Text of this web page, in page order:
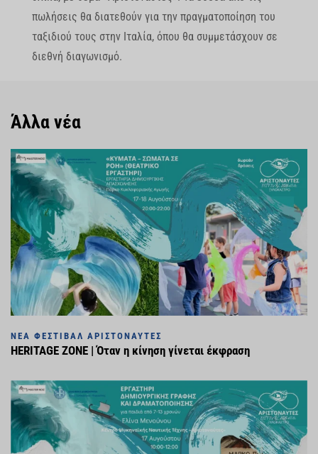
πωλήσεις θα διατεθούν για την πραγματοποίηση του
ταξιδιού τους στην Ιταλία, όπου θα συμμετάσχουν σε
διεθνή διαγωνισμό.
Άλλα νέα
ΝΈΑ ΦΕΣΤΙΒΆΛ ΑΡΙΣΤΟΝΑΎΤΕΣ
HERITAGE ZONE | Όταν η κίνηση γίνεται έκφραση